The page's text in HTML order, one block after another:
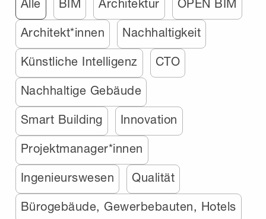
Alle BIM Architektur OPEN BIM
Architekt*innen Nachhaltigkeit
Künstliche Intelligenz CTO
Nachhaltige Gebäude
Smart Building Innovation
Projektmanager*innen
Ingenieurswesen Qualität
Bürogebäude, Gewerbebauten, Hotels